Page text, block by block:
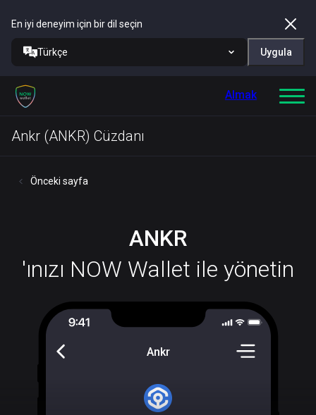
En iyi deneyim için bir dil seçin
Türkçe Uygula
Almak
Ankr (ANKR) Cüzdanı
Önceki sayfa
ANKR
'ınızı NOW Wallet ile yönetin
Ankr